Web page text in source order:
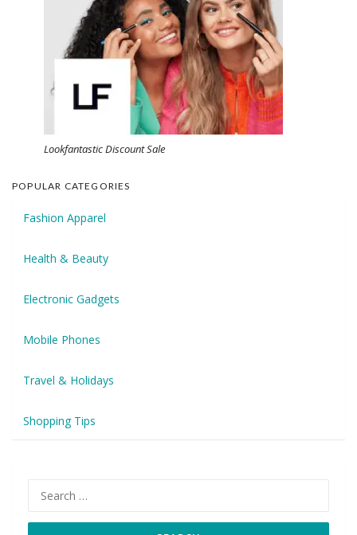
Lookfantastic Discount Sale
POPULAR CATEGORIES
Fashion Apparel
Health & Beauty
Electronic Gadgets
Mobile Phones
Travel & Holidays
Shopping Tips
for: